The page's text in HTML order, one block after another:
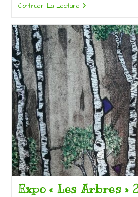
Continuer La LectureFESTIVAL
RENCART
Expo « Les Arbres »